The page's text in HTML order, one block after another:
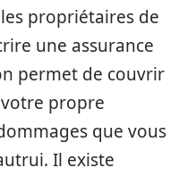
propriétaires de
une assurance
permet de couvrir
propre
que vous
Il existe